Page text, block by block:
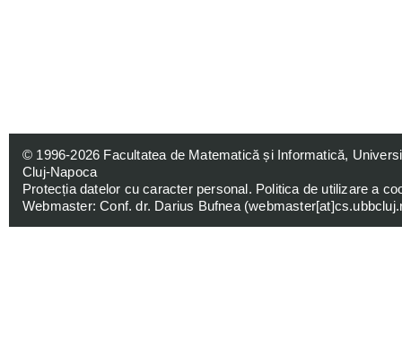
© 1996-2026 Facultatea de Matematică și Informatică,
Cluj-Napoca
Protecția datelor cu caracter personal. Politica de utilizare a
Webmaster: Conf. dr. Darius Bufnea (